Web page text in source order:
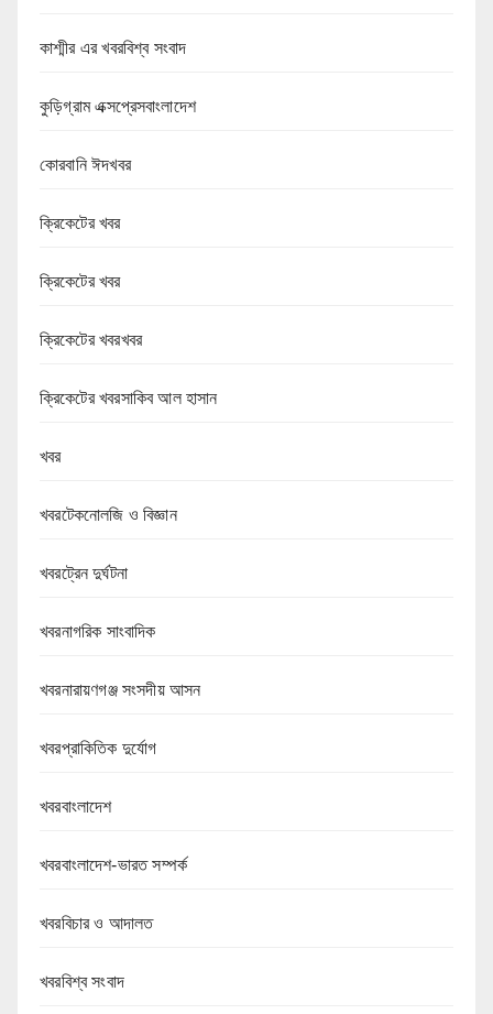
কাশ্মীর এর খবরবিশ্ব সংবাদ
কুড়িগ্রাম এক্সপ্রেসবাংলাদেশ
কোরবানি ঈদখবর
ক্রিকেটের খবর
ক্রিকেটের খবর
ক্রিকেটের খবরখবর
ক্রিকেটের খবরসাকিব আল হাসান
খবর
খবরটেকনোলজি ও বিজ্ঞান
খবরট্রেন দুর্ঘটনা
খবরনাগরিক সাংবাদিক
খবরনারায়ণগঞ্জ সংসদীয় আসন
খবরপ্রাকিতিক দুর্যোগ
খবরবাংলাদেশ
খবরবাংলাদেশ-ভারত সম্পর্ক
খবরবিচার ও আদালত
খবরবিশ্ব সংবাদ